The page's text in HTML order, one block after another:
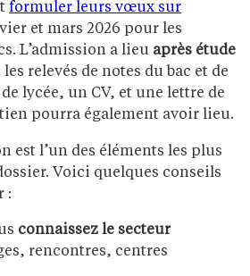
formuler leurs vœux sur
et mars 2026 pour les
L’admission a lieu après étude
relevés de notes du bac et de
lycée, un CV, et une lettre de
pourra également avoir lieu.
est l’un des éléments les plus
Voici quelques conseils
:
connaissez le secteur
rencontres, centres